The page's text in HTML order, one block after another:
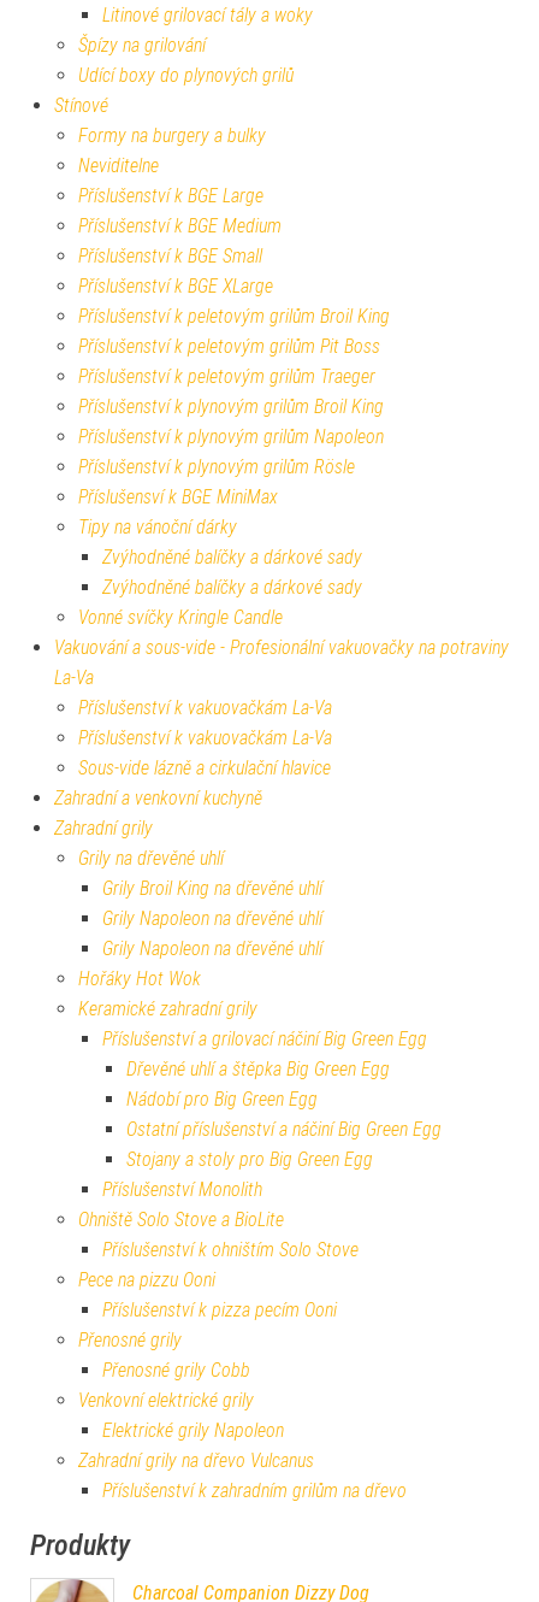
Litinové grilovací tály a woky
Špízy na grilování
Udící boxy do plynových grilů
Stínové
Formy na burgery a bulky
Neviditelne
Příslušenství k BGE Large
Příslušenství k BGE Medium
Příslušenství k BGE Small
Příslušenství k BGE XLarge
Příslušenství k peletovým grilům Broil King
Příslušenství k peletovým grilům Pit Boss
Příslušenství k peletovým grilům Traeger
Příslušenství k plynovým grilům Broil King
Příslušenství k plynovým grilům Napoleon
Příslušenství k plynovým grilům Rösle
Příslušensví k BGE MiniMax
Tipy na vánoční dárky
Zvýhodněné balíčky a dárkové sady
Zvýhodněné balíčky a dárkové sady
Vonné svíčky Kringle Candle
Vakuování a sous-vide - Profesionální vakuovačky na potraviny
La-Va
Příslušenství k vakuovačkám La-Va
Příslušenství k vakuovačkám La-Va
Sous-vide lázně a cirkulační hlavice
Zahradní a venkovní kuchyně
Zahradní grily
Grily na dřevěné uhlí
Grily Broil King na dřevěné uhlí
Grily Napoleon na dřevěné uhlí
Grily Napoleon na dřevěné uhlí
Hořáky Hot Wok
Keramické zahradní grily
Příslušenství a grilovací náčiní Big Green Egg
Dřevěné uhlí a štěpka Big Green Egg
Nádobí pro Big Green Egg
Ostatní příslušenství a náčiní Big Green Egg
Stojany a stoly pro Big Green Egg
Příslušenství Monolith
Ohniště Solo Stove a BioLite
Příslušenství k ohništím Solo Stove
Pece na pizzu Ooni
Příslušenství k pizza pecím Ooni
Přenosné grily
Přenosné grily Cobb
Venkovní elektrické grily
Elektrické grily Napoleon
Zahradní grily na dřevo Vulcanus
Příslušenství k zahradním grilům na dřevo
Produkty
Charcoal Companion Dizzy Dog